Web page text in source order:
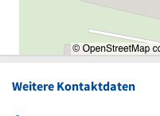
Weitere Kontaktdaten